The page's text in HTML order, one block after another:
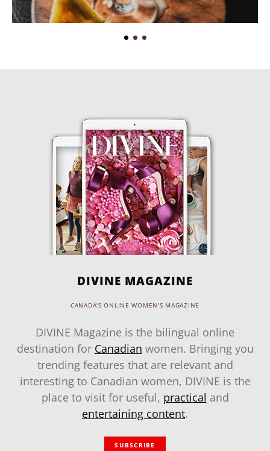
DIVINE MAGAZINE
CANADA'S ONLINE WOMEN'S MAGAZINE
DIVINE Magazine is the bilingual online
destination for Canadian women. Bringing you
trending features that are relevant and
interesting to Canadian women, DIVINE is the
place to visit for useful, practical and
entertaining content.
SUBSCRIBE